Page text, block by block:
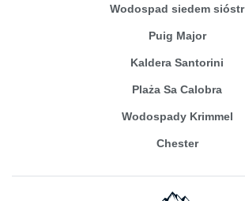
Wodospad siedem sióstr
Puig Major
Kaldera Santorini
Plaża Sa Calobra
Wodospady Krimmel
Chester